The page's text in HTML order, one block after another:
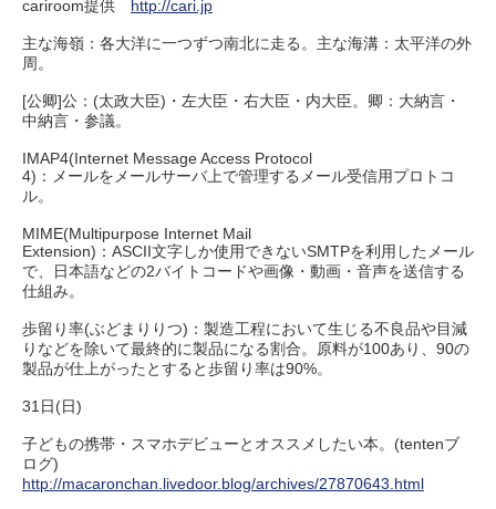
cariroom提供 http://cari.jp
主な海嶺：各大洋に一つずつ南北に走る。主な海溝：太平洋の外
周。
[公卿]公：(太政大臣)・左大臣・右大臣・内大臣。卿：大納言・
中納言・参議。
IMAP4(Internet Message Access Protocol
4)：メールをメールサーバ上で管理するメール受信用プロトコ
ル。
MIME(Multipurpose Internet Mail
Extension)：ASCII文字しか使用できないSMTPを利用したメール
で、日本語などの2バイトコードや画像・動画・音声を送信する
仕組み。
歩留り率(ぶどまりりつ)：製造工程において生じる不良品や目減
りなどを除いて最終的に製品になる割合。原料が100あり、90の
製品が仕上がったとすると歩留り率は90%。
31日(日)
子どもの携帯・スマホデビューとオススメしたい本。(tentenブ
ログ)
http://macaronchan.livedoor.blog/archives/27870643.html